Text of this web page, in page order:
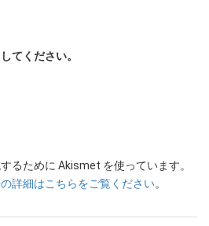
てください。
るために Akismet を使っています。
詳細はこちらをご覧ください。